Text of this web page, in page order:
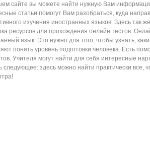
сайте вы можете найти нужную Вам
статьи помогут Вам разобраться, куда
изучения иностранных языков. Здесь так
ресурсов для прохождения онлайн тестов.
язык. Это нужно для того, чтобы узнать,
понять уровень подготовки человека. Есть
Учителя могут найти для себя интересные
следующее: здесь можно найти практически все,